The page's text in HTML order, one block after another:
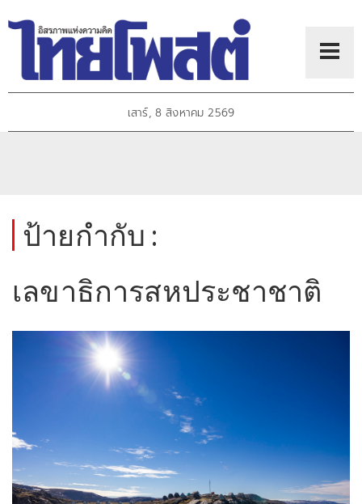
เสาร์, 8 สิงหาคม 2569
ป้ายกำกับ :
เลขาธิการสหประชาชาติ